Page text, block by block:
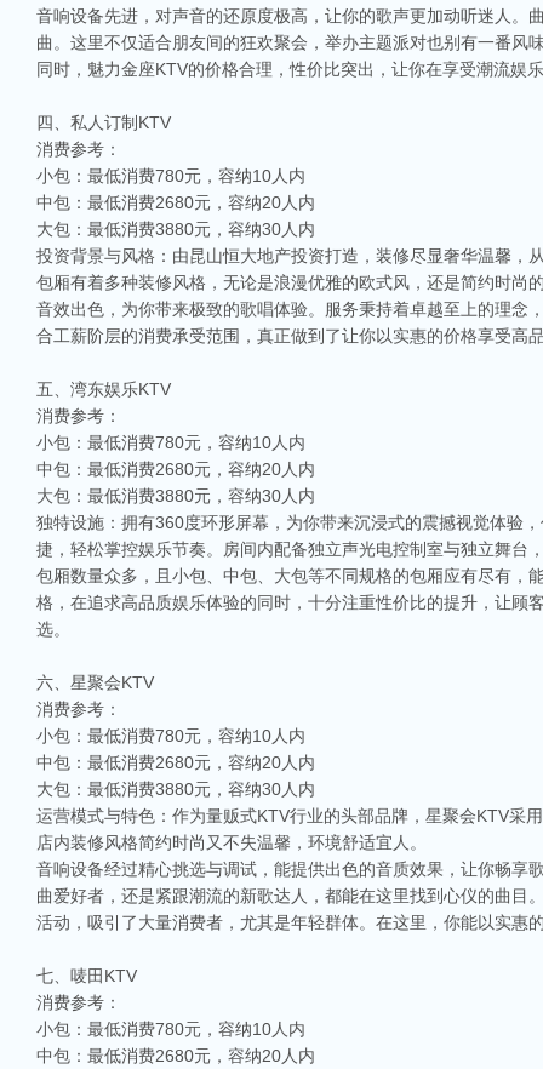
音响设备先进，对声音的还原度极高，让你的歌声更加动听迷人
曲。这里不仅适合朋友间的狂欢聚会，举办主题派对也别有一番
同时，魅力金座KTV的价格合理，性价比突出，让你在享受潮流娱
四、私人订制KTV
消费参考：
小包：最低消费780元，容纳10人内
中包：最低消费2680元，容纳20人内
大包：最低消费3880元，容纳30人内
投资背景与风格：由昆山恒大地产投资打造，装修尽显奢华温馨
包厢有着多种装修风格，无论是浪漫优雅的欧式风，还是简约时
音效出色，为你带来极致的歌唱体验。服务秉持着卓越至上的理
合工薪阶层的消费承受范围，真正做到了让你以实惠的价格享受高
五、湾东娱乐KTV
消费参考：
小包：最低消费780元，容纳10人内
中包：最低消费2680元，容纳20人内
大包：最低消费3880元，容纳30人内
独特设施：拥有360度环形屏幕，为你带来沉浸式的震撼视觉体验
捷，轻松掌控娱乐节奏。房间内配备独立声光电控制室与独立舞台
包厢数量众多，且小包、中包、大包等不同规格的包厢应有尽有
格，在追求高品质娱乐体验的同时，十分注重性价比的提升，让
选。
六、星聚会KTV
消费参考：
小包：最低消费780元，容纳10人内
中包：最低消费2680元，容纳20人内
大包：最低消费3880元，容纳30人内
运营模式与特色：作为量贩式KTV行业的头部品牌，星聚会KTV采
店内装修风格简约时尚又不失温馨，环境舒适宜人。
音响设备经过精心挑选与调试，能提供出色的音质效果，让你畅
曲爱好者，还是紧跟潮流的新歌达人，都能在这里找到心仪的曲目
活动，吸引了大量消费者，尤其是年轻群体。在这里，你能以实惠
七、唛田KTV
消费参考：
小包：最低消费780元，容纳10人内
中包：最低消费2680元，容纳20人内